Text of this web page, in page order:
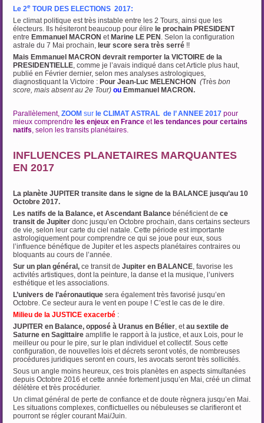
Le 2e TOUR DES ELECTIONS 2017:
Le climat politique est très instable entre les 2 Tours, ainsi que les
électeurs. Ils hésiteront beaucoup pour élire le prochain PRESIDENT
entre Emmanuel MACRON et Marine LE PEN . Selon la configuration
astrale du 7 Mai prochain, leur score sera très serré !!
Mais Emmanuel MACRON devrait remporter la VICTOIRE de la
PRESIDENTIELLE, comme je l’avais indiqué dans cet Article plus haut,
publié en Février dernier, selon mes analyses astrologiques,
diagnostiquant la Victoire : Pour Jean-Luc MELENCHON (Trèsbon
score, mais absent au 2e Tour) ou Emmanuel MACRON.
Parallèlement, ZOOM sur le CLIMAT ASTRAL de l’ ANNEE 2017 pour
mieux comprendre les enjeux en France et les tendances pour certains
natifs, selon les transits planétaires.
INFLUENCES PLANETAIRES MARQUANTES
EN 2017
La planète JUPITER transite dans le signe de la BALANCE jusqu’au 10
Octobre 2017.
Les natifs de la Balance, et Ascendant Balance bénéficient dece
transit de Jupiterdonc jusqu’en Octobre prochain, dans certains secteurs
de vie, selon leur carte du ciel natale. Cette période est importante
astrologiquement pour comprendre ce qui se joue pour eux, sous
l’influence bénéfique de Jupiter et les aspects planétaires contraires ou
bloquants au cours de l’année.
Sur un plan général, ce transit deJupiter en BALANCE, favorise les
activités artistiques, dont la peinture, la danse et la musique, l’univers
esthétique et les associations.
L’univers de l’aéronautique sera également très favorisé jusqu’en
Octobre. Ce secteur aura le vent en poupe ! C’est le cas de le dire.
Milieu de la JUSTICE exacerbé :
JUPITER en Balance, opposé à Uranus en Bélier, etau sextile de
Saturne en Sagittaire amplifie le rapport à la justice, et aux Lois, pour le
meilleur ou pour le pire, sur le plan individuel et collectif. Sous cette
configuration, de nouvelles lois et décrets seront votés, de nombreuses
procédures juridiques seront en cours, les avocats seront très sollicités.
Sous un angle moins heureux, ces trois planètes en aspects simultanées
depuis Octobre 2016 et cette année fortement jusqu’en Mai, créé un climat
délétère et très procédurier.
Un climat général de perte de confiance et de doute règnera jusqu’en Mai.
Les situations complexes, conflictuelles ou nébuleuses se clarifieront et
pourront se régler courant Mai/Juin.